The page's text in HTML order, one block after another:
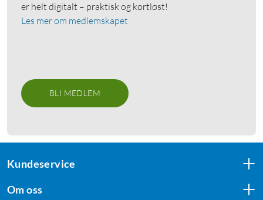
er helt digitalt – praktisk og kortløst!
Les mer om medlemskapet
BLI MEDLEM
Kundeservice
Om oss